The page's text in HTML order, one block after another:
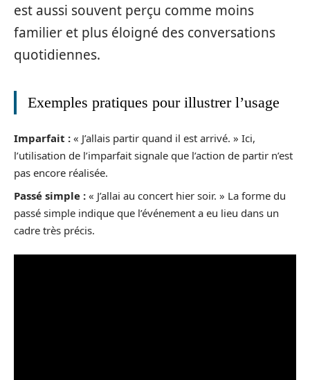
est aussi souvent perçu comme moins
familier et plus éloigné des conversations
quotidiennes.
Exemples pratiques pour illustrer l’usage
Imparfait : « J’allais partir quand il est arrivé. » Ici,
l’utilisation de l’imparfait signale que l’action de partir n’est
pas encore réalisée.
Passé simple : « J’allai au concert hier soir. » La forme du
passé simple indique que l’événement a eu lieu dans un
cadre très précis.